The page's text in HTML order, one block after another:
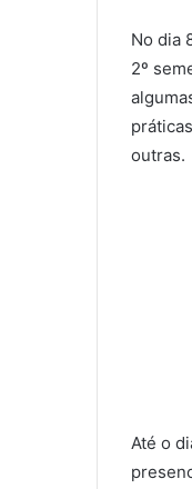
No dia
2º
outras.
Até o